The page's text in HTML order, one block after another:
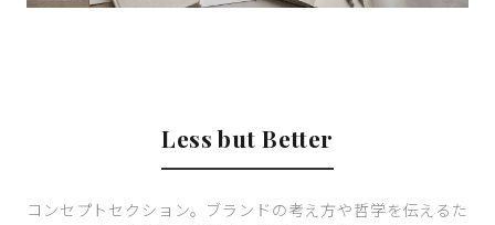
Less but Better
コンセプトセクション。ブランドの考え方や哲学を伝えるた